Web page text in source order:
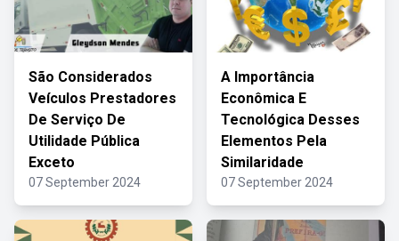
São Considerados
Veículos Prestadores
De Serviço De
Utilidade Pública
Exceto
07 September 2024
A Importância
Econômica E
Tecnológica Desses
Elementos Pela
Similaridade
07 September 2024